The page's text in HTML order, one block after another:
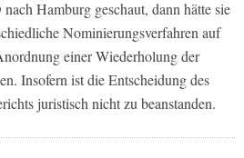
Hamburg geschaut, dann hätte sie
Nominierungsverfahren auf
einer Wiederholung der
Insofern ist die Entscheidung des
juristisch nicht zu beanstanden.